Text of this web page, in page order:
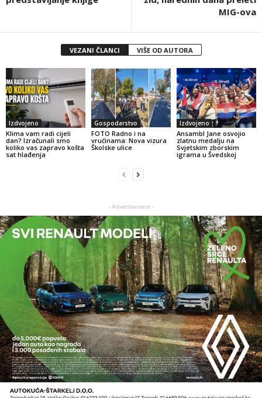
MIG-ova
VEZANI ČLANCI VIŠE OD AUTORA
Izdvojeno
Klima vam radi cijeli
dan? Izračunali smo
koliko vas zapravo košta
sat hlađenja
Gospodarstvo
FOTO Radno i na
vrućinama: Nova vizura
Školske ulice
Izdvojeno
Ansambl Jane osvojio
zlatnu medalju na
Svjetskim zborskim
igrama u Švedskoj
- Advertisement -